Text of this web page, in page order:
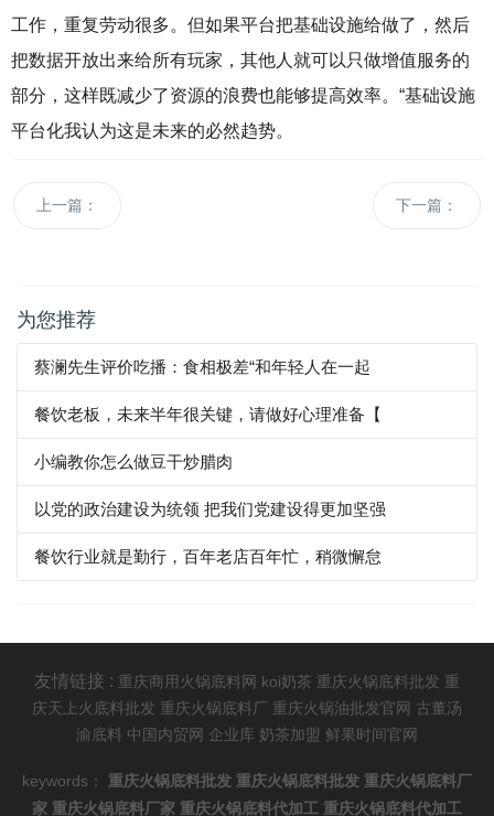
工作，重复劳动很多。但如果平台把基础设施给做了，然后
把数据开放出来给所有玩家，其他人就可以只做增值服务的
部分，这样既减少了资源的浪费也能够提高效率。“基础设施
平台化我认为这是未来的必然趋势。
上一篇： 下一篇：
为您推荐
蔡澜先生评价吃播：食相极差“和年轻人在一起
餐饮老板，未来半年很关键，请做好心理准备【
小编教你怎么做豆干炒腊肉
以党的政治建设为统领 把我们党建设得更加坚强
餐饮行业就是勤行，百年老店百年忙，稍微懈怠
友情链接 : 重庆商用火锅底料网 koi奶茶 重庆火锅底料批发 重
庆天上火底料批发 重庆火锅底料厂 重庆火锅油批发官网 古董汤
渝底料 中国内贸网 企业库 奶茶加盟 鲜果时间官网
keywords： 重庆火锅底料批发 重庆火锅底料批发 重庆火锅底料厂
家 重庆火锅底料厂家 重庆火锅底料代加工 重庆火锅底料代加工